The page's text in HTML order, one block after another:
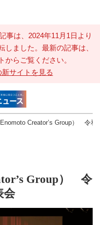
事は、2024年11月1日より
ました。最新の記事は、
からご覧ください。
サイトを見る
Creator’s Group） 令和
Group） 令
会